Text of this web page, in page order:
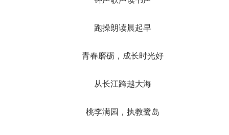
跑操朗读晨起早
青春磨砺，成长时光好
从长江跨越大海
桃李满园，执教鹭岛